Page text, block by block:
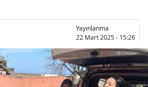
Yayınlanma
22 Mart 2025 - 15:26